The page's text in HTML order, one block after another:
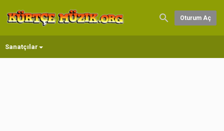
Oturum Aç
Sanatçılar